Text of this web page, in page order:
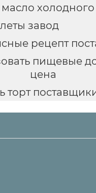
холодного
завод
рецепт
пищевые
цена
торт